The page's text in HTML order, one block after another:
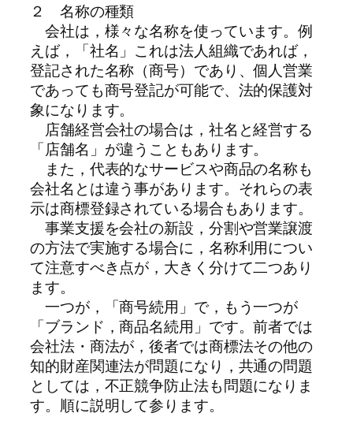
２ 名称の種類
会社は，様々な名称を使っています。例
えば，「社名」これは法人組織であれば，
登記された名称（商号）であり、個人営業
であっても商号登記が可能で、法的保護対
象になります。
店舗経営会社の場合は，社名と経営する
「店舗名」が違うこともあります。
また，代表的なサービスや商品の名称も
会社名とは違う事があります。それらの表
示は商標登録されている場合もあります。
事業支援を会社の新設，分割や営業譲渡
の方法で実施する場合に，名称利用につい
て注意すべき点が，大きく分けて二つあり
ます。
一つが，「商号続用」で，もう一つが
「ブランド，商品名続用」です。前者では
会社法・商法が，後者では商標法その他の
知的財産関連法が問題になり，共通の問題
としては，不正競争防止法も問題になりま
す。順に説明して参ります。